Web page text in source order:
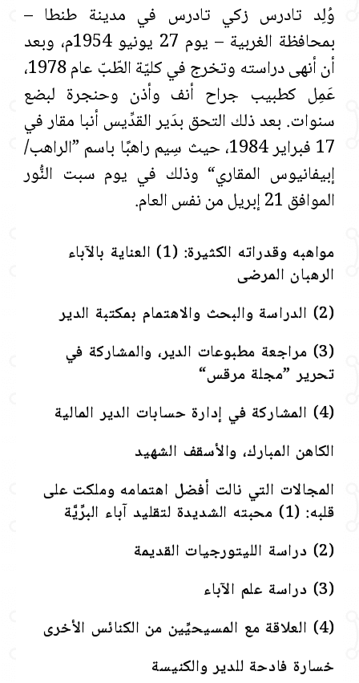
وُلِد تادرس زكي تادرس في مدينة طنطا –
بمحافظة الغربية – يوم 27 يونيو 1954م، وبعد
أن أنهى دراسته وتخرج في كليّة الطّبّ عام 1978،
عَمِل كطبيب جراح أنف وأذن وحنجرة لبضع
سنوات. بعد ذلك التحق بدَير القدِّيس أنبا مقار في
17 فبراير 1984، حيث سِيم راهبًا باسم ”الراهب/
إبيفانيوس المقاري“ وذلك في يوم سبت النُّور
الموافق 21 إبريل من نفس العام.
مواهبه وقدراته الكثيرة: (1) العناية بالآباء
الرهبان المرضى
(2) الدراسة والبحث والاهتمام بمكتبة الدير
(3) مراجعة مطبوعات الدير، والمشاركة في
تحرير ”مجلة مرقس“
(4) المشاركة في إدارة حسابات الدير المالية
الكاهن المبارك، والأسقف الشهيد
المجالات التي نالت أفضل اهتمامه وملكت على
قلبه: (1) محبته الشديدة لتقليد آباء البرِّيَّة
(2) دراسة الليتورجيات القديمة
(3) دراسة علم الآباء
(4) العلاقة مع المسيحيِّين من الكنائس الأخرى
خسارة فادحة للدير والكنيسة